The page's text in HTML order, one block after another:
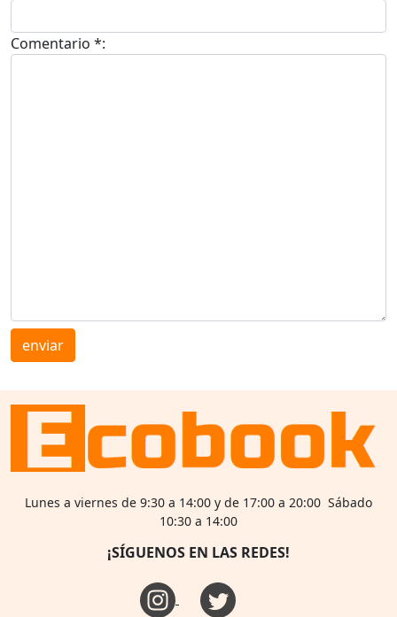
Comentario *:
enviar
Lunes a viernes de 9:30 a 14:00 y de 17:00 a 20:00 Sábado
10:30 a 14:00
¡SÍGUENOS EN LAS REDES!